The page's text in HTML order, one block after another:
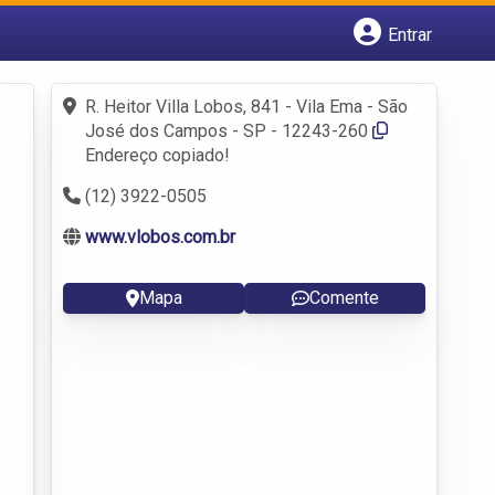
Entrar
Fazer login
Criar conta
R. Heitor Villa Lobos, 841 - Vila Ema - São
José dos Campos - SP - 12243-260
Endereço copiado!
(12) 3922-0505
www.vlobos.com.br
Mapa Comente